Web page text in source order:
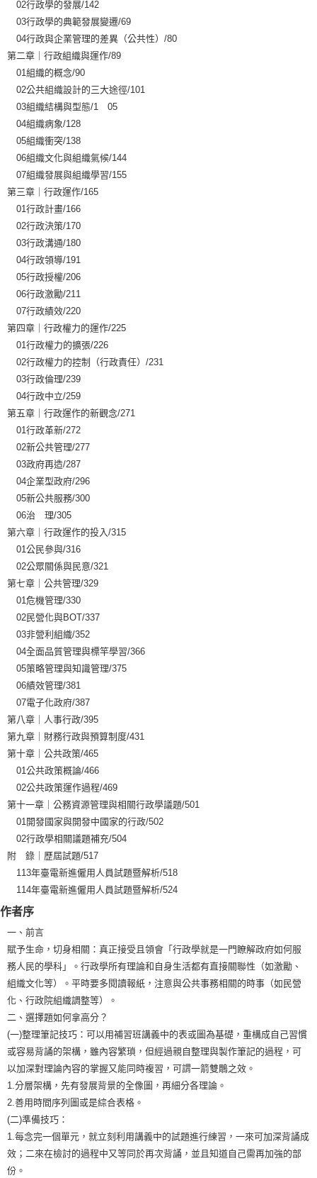
02行政學的發展/142
03行政學的典範發展變遷/69
04行政與企業管理的差異（公共性）/80
第二章｜行政組織與運作/89
01組織的概念/90
02公共組織設計的三大途徑/101
03組織結構與型態/1 05
04組織病象/128
05組織衝突/138
06組織文化與組織氣候/144
07組織發展與組織學習/155
第三章｜行政運作/165
01行政計畫/166
02行政決策/170
03行政溝通/180
04行政領導/191
05行政授權/206
06行政激勵/211
07行政績效/220
第四章｜行政權力的運作/225
01行政權力的擴張/226
02行政權力的控制（行政責任）/231
03行政倫理/239
04行政中立/259
第五章｜行政運作的新觀念/271
01行政革新/272
02新公共管理/277
03政府再造/287
04企業型政府/296
05新公共服務/300
06治 理/305
第六章｜行政運作的投入/315
01公民參與/316
02公眾關係與民意/321
第七章｜公共管理/329
01危機管理/330
02民營化與BOT/337
03非營利組織/352
04全面品質管理與標竿學習/366
05策略管理與知識管理/375
06績效管理/381
07電子化政府/387
第八章｜人事行政/395
第九章｜財務行政與預算制度/431
第十章｜公共政策/465
01公共政策概論/466
02公共政策運作過程/469
第十一章｜公務資源管理與相關行政學議題/501
01開發國家與開發中國家的行政/502
02行政學相關議題補充/504
附 錄｜歷屆試題/517
113年臺電新進僱用人員試題暨解析/518
114年臺電新進僱用人員試題暨解析/524
作者序
一、前言
賦予生命，切身相關：真正接受且領會「行政學就是一門瞭解政府如何服
務人民的學科」。行政學所有理論和自身生活都有直接關聯性（如激勵、
組織文化等）。平時要多閱讀報紙，注意與公共事務相關的時事（如民營
化、行政院組織調整等）。
二、選擇題如何拿高分？
(一)整理筆記技巧：可以用補習班講義中的表或圖為基礎，重構成自己習慣
或容易背誦的架構，雖內容繁瑣，但經過親自整理與製作筆記的過程，可
以加深對理論內容的掌握又能同時複習，可謂一箭雙鵰之效。
1.分層架構，先有發展背景的全像圖，再細分各理論。
2.善用時間序列圖或是綜合表格。
(二)準備技巧：
1.每念完一個單元，就立刻利用講義中的試題進行練習，一來可加深背誦成
效；二來在檢討的過程中又等同於再次背誦，並且知道自己需再加強的部
份。